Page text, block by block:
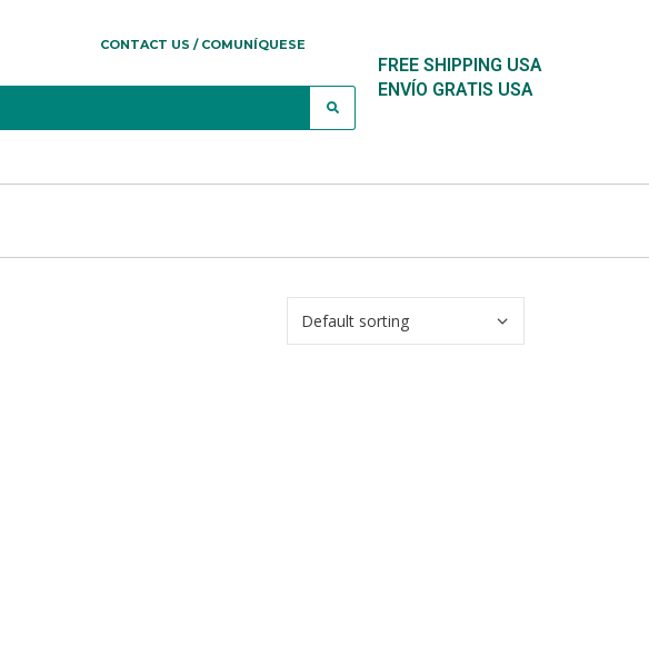
CONTACT US / COMUNÍQUESE
FREE SHIPPING USA
ENVÍO GRATIS USA